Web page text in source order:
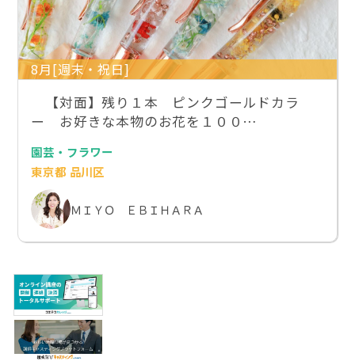
8月[週末・祝日]
【対面】残り１本 ピンクゴールドカラ
ー お好きな本物のお花を１００…
園芸・フラワー
東京都 品川区
ＭＩＹＯ ＥＢＩＨＡＲＡ